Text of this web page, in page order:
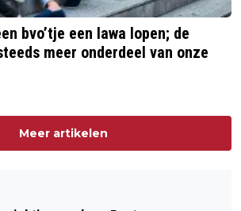
bvo’tje een lawa lopen; de
meer onderdeel van onze
Meer artikelen